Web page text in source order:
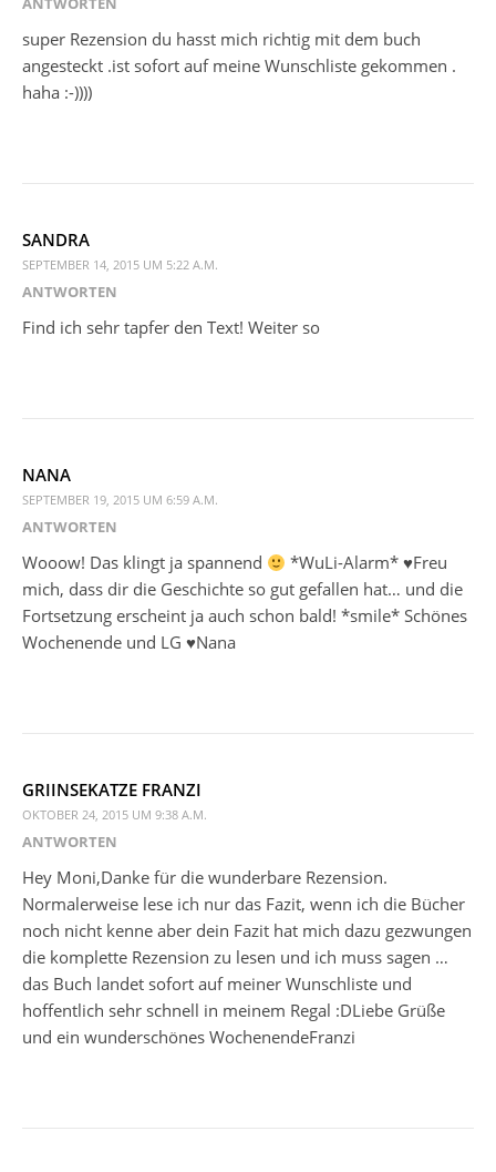
super Rezension du hasst mich richtig mit dem buch
angesteckt .ist sofort auf meine Wunschliste gekommen .
haha :-))))
SANDRA
SEPTEMBER 14, 2015 UM 5:22 A.M.
ANTWORTEN
Find ich sehr tapfer den Text! Weiter so
NANA
SEPTEMBER 19, 2015 UM 6:59 A.M.
ANTWORTEN
Wooow! Das klingt ja spannend
*WuLi-Alarm* ♥Freu
mich, dass dir die Geschichte so gut gefallen hat… und die
Fortsetzung erscheint ja auch schon bald! *smile* Schönes
Wochenende und LG ♥Nana
GRIINSEKATZE FRANZI
OKTOBER 24, 2015 UM 9:38 A.M.
ANTWORTEN
Hey Moni,Danke für die wunderbare Rezension.
Normalerweise lese ich nur das Fazit, wenn ich die Bücher
noch nicht kenne aber dein Fazit hat mich dazu gezwungen
die komplette Rezension zu lesen und ich muss sagen …
das Buch landet sofort auf meiner Wunschliste und
hoffentlich sehr schnell in meinem Regal :DLiebe Grüße
und ein wunderschönes WochenendeFranzi